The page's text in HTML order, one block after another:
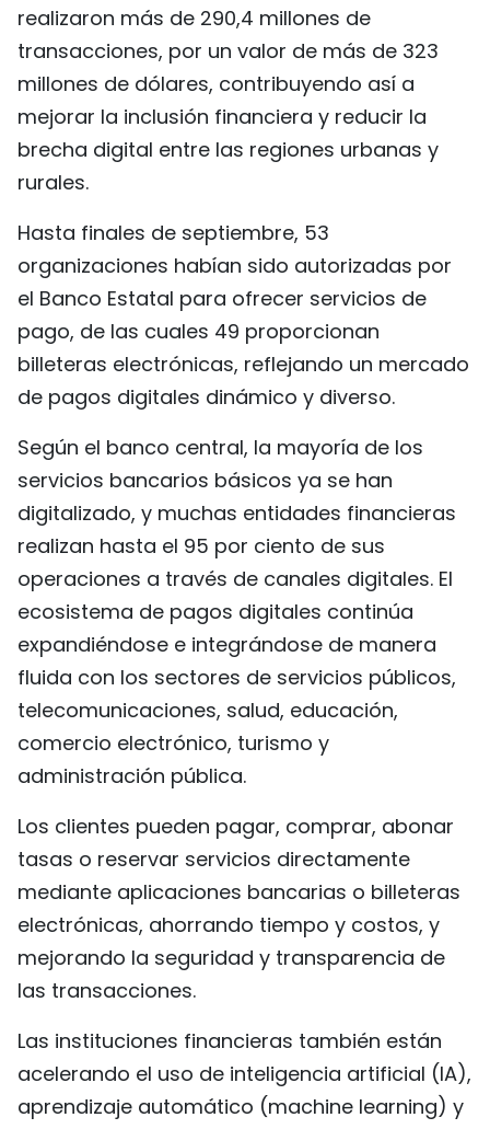
realizaron más de 290,4 millones de
transacciones, por un valor de más de 323
millones de dólares, contribuyendo así a
mejorar la inclusión financiera y reducir la
brecha digital entre las regiones urbanas y
rurales.
Hasta finales de septiembre, 53
organizaciones habían sido autorizadas por
el Banco Estatal para ofrecer servicios de
pago, de las cuales 49 proporcionan
billeteras electrónicas, reflejando un mercado
de pagos digitales dinámico y diverso.
Según el banco central, la mayoría de los
servicios bancarios básicos ya se han
digitalizado, y muchas entidades financieras
realizan hasta el 95 por ciento de sus
operaciones a través de canales digitales. El
ecosistema de pagos digitales continúa
expandiéndose e integrándose de manera
fluida con los sectores de servicios públicos,
telecomunicaciones, salud, educación,
comercio electrónico, turismo y
administración pública.
Los clientes pueden pagar, comprar, abonar
tasas o reservar servicios directamente
mediante aplicaciones bancarias o billeteras
electrónicas, ahorrando tiempo y costos, y
mejorando la seguridad y transparencia de
las transacciones.
Las instituciones financieras también están
acelerando el uso de inteligencia artificial (IA),
aprendizaje automático (machine learning) y